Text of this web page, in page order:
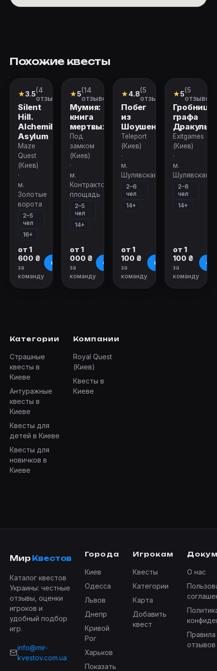
Похожие квесты
Квест
★3.5(4
отзыва)
Silent
Hill.
Alchemilla
Asylum
Maze
Quest
(Киев)
·
м.
Золотые
ворота
2–5
чел
16+
от 1
600 ₴
за
команду
О квесте
Квест
★5(14
отзывов)
Мумия:
книга
мертвых
Под
замком
(Киев)
·
м.
Контрактовая
площадь
2–5
чел
14+
от 1
000 ₴
за
команду
О квесте
Квест
★4.8(5
отзывов)
Побег
из
Шоушенка
Teleport
(Киев)
·
м.
Шулявская
2–6
чел
14+
от 1
100 ₴
за
команду
О квесте
Квест
★5(5
отзывов)
Гробница
графа
Дракулы
Exitgames
(Киев)
·
м.
Шулявская
2–6
чел
14+
от 1
100 ₴
за
команду
О
Категории
Страшные
квесты в
Киеве
Антуражные
квесты в
Киеве
Квесты для
детей в Киеве
Квесты для
новичков в
Киеве
Компании
Royal Quest
(Киев)
Квесты в
Киеве
Мир Квестов
Каталог квестов
Украины: честные
отзывы, оценки
игроков и
удобный подбор
игр.
info@mir-
kvestov.com.ua
Города
Киев
Одесса
Львов
Днепр
Кривой
Рог
Харьков
Показать
Игрокам
Квесты
Категории
Карта
Добавить
квест
О нас
отзывов